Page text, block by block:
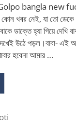
bangla new
কোন খবর নেই, যা তো
ডাক্তে হ্যা গিয়ে দেখি
উঠে পড়ল।বাবা- এই
হবেনা আমার …